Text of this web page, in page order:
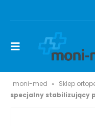
moni-med » Sklep
specjalny stabilizujący